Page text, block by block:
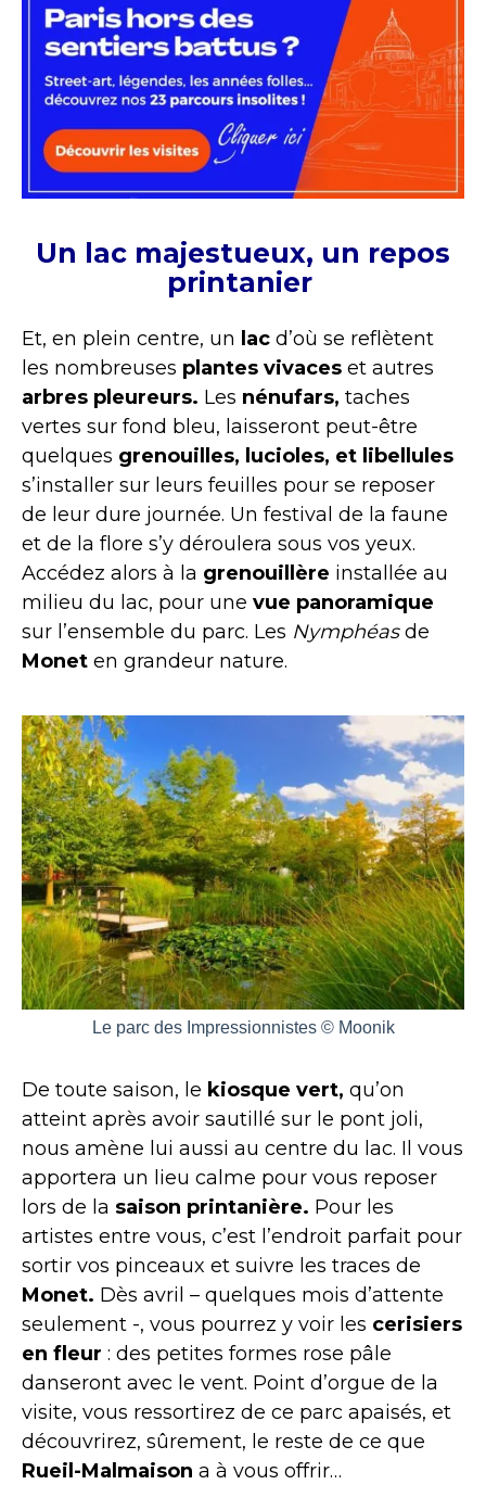
Un lac majestueux, un repos
printanier
Et, en plein centre, un lac d’où se reflètent
les nombreuses plantes vivaces et autres
arbres pleureurs. Les nénufars, taches
vertes sur fond bleu, laisseront peut-être
quelques grenouilles, lucioles, et libellules
s’installer sur leurs feuilles pour se reposer
de leur dure journée. Un festival de la faune
et de la flore s’y déroulera sous vos yeux.
Accédez alors à la grenouillère installée au
milieu du lac, pour une vue panoramique
sur l’ensemble du parc. Les Nymphéasde
Monet en grandeur nature.
Le parc des Impressionnistes © Moonik
De toute saison, le kiosque vert, qu’on
atteint après avoir sautillé sur le pont joli,
nous amène lui aussi au centre du lac. Il vous
apportera un lieu calme pour vous reposer
lors de la saison printanière. Pour les
artistes entre vous, c’est l’endroit parfait pour
sortir vos pinceaux et suivre les traces de
Monet. Dès avril – quelques mois d’attente
seulement -, vous pourrez y voir les cerisiers
en fleur : des petites formes rose pâle
danseront avec le vent. Point d’orgue de la
visite, vous ressortirez de ce parc apaisés, et
découvrirez, sûrement, le reste de ce que
Rueil-Malmaison a à vous offrir…